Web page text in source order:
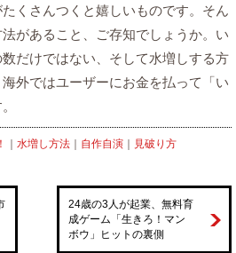
くさんつくと嬉しいものです。そん
があること、ご存知でしょうか。い
だけではない、そして水増しする方
外ではユーザーにお金を払って「い
水増し方法 自作自演 見破り方
24歳の3人が起業、無料育
成ゲーム「生きろ！マン
ボウ」ヒットの裏側